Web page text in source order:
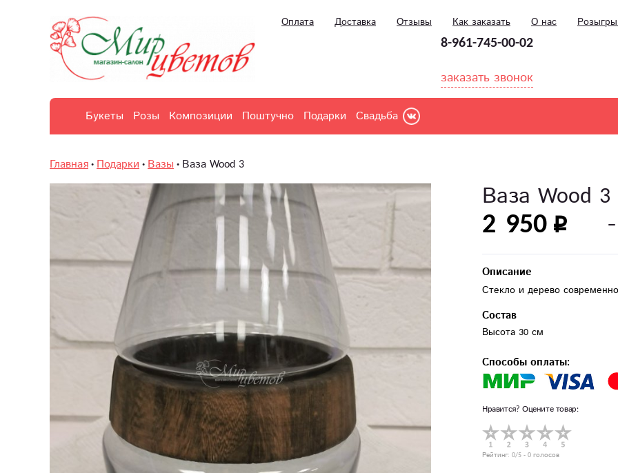
Оплата Доставка Отзывы Как заказать О нас
8-961-745-00-02
заказать звонок
Букеты Розы Композиции Поштучно Подарки Свадьба
Главная Подарки Вазы Ваза Wood 3
Ваза Wood 3
2 950
Описание
Стекло и дерево
Состав
Высота 30 см
Способы оплаты:
Нравится? Оцените товар:
Рейтинг: 0/5 - 0 голосов